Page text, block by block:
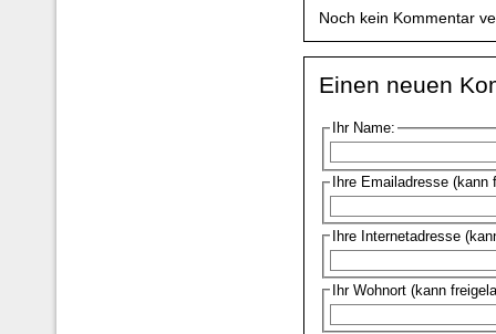
Noch kein Kommentar
Einen neuen
Ihr Name:
Ihre Emailadresse
Ihre Internetadresse
Ihr Wohnort (kann